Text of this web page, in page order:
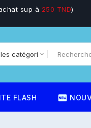
sup à 250 TND)
FLASH fiber_new